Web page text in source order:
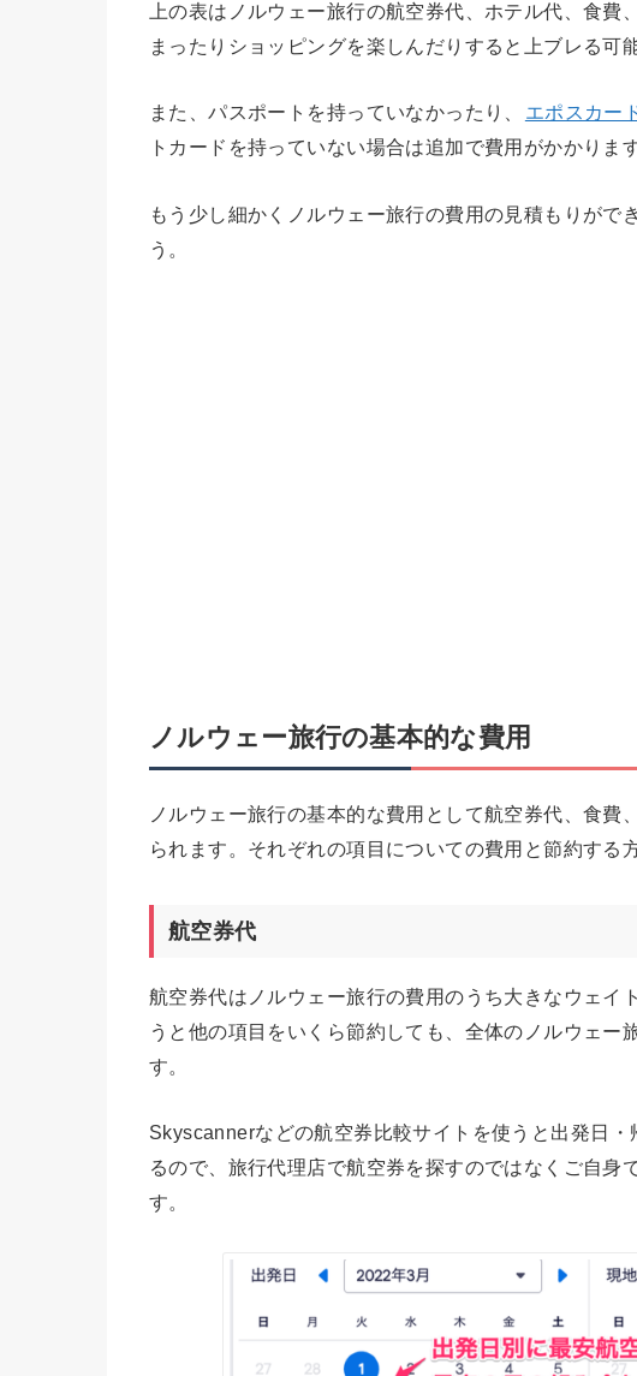
上の表はノルウェー旅行の航空券代、ホテル代、食
まったりショッピングを楽しんだりすると上ブレる可
また、パスポートを持っていなかったり、 エポスカー
トカードを持っていない場合は追加で費用がかかります
もう少し細かくノルウェー旅行の費用の見積もりがで
う。
ノルウェー旅行の基本的な費用
ノルウェー旅行の基本的な費用として航空券代、食
られます。それぞれの項目についての費用と節約する
航空券代
航空券代はノルウェー旅行の費用のうち大きなウェイ
うと他の項目をいくら節約しても、全体のノルウェー
す。
Skyscannerなどの航空券比較サイトを使うと出発日
るので、旅行代理店で航空券を探すのではなくご自身
す。